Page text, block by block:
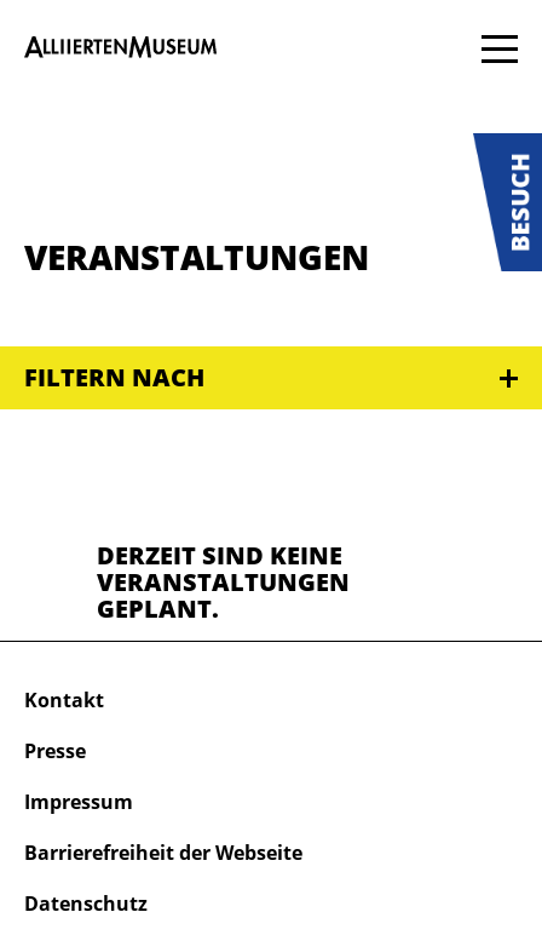
VERANSTALTUNGEN
FILTERN NACH
DERZEIT SIND KEINE
VERANSTALTUNGEN
GEPLANT.
Kontakt
Presse
Impressum
Barrierefreiheit der Webseite
Datenschutz